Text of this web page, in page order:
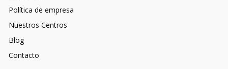
Política de empresa
Nuestros Centros
Blog
Contacto